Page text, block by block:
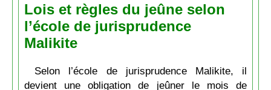
Lois et règles du jeûne selon
l’école de jurisprudence
Malikite
Selon l’école de jurisprudence Malikite, il
devient une obligation de jeûner le mois de